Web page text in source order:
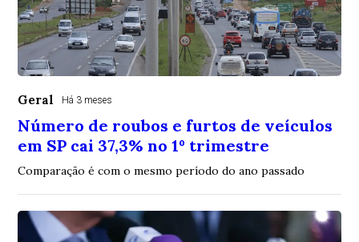
Geral Há 3 meses
Número de roubos e furtos de veículos
em SP cai 37,3% no 1º trimestre
Comparação é com o mesmo período do ano passado